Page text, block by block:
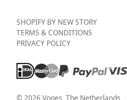
SHOPIFY BY NEW STORY
TERMS & CONDITIONS
PRIVACY POLICY
© 2026Voges , The Netherlands